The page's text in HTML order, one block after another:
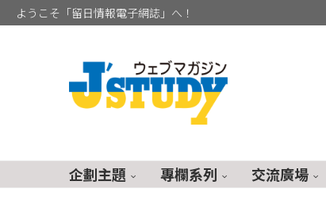
ようこそ「留日情報電子網誌」へ！
企劃主題 專欄系列 交流廣場